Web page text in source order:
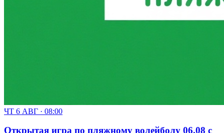
ЧТ 6 АВГ · 08:00
Открытая игра по пляжному волейболу 06.08 с